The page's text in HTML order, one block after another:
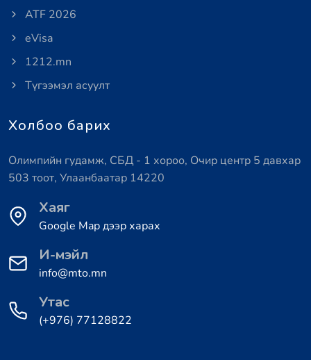
ATF 2026
eVisa
1212.mn
Түгээмэл асуулт
Холбоо барих
Олимпийн гудамж, СБД - 1 хороо, Очир центр 5 давхар
503 тоот, Улаанбаатар 14220
Хаяг
Google Map дээр харах
И-мэйл
info@mto.mn
Утас
(+976) 77128822